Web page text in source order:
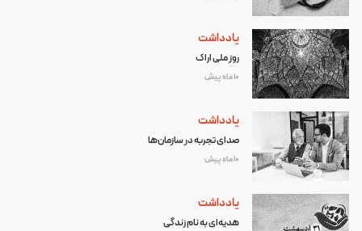
یادداشت
روز ملی اراک
10 ماه پیش
یادداشت
صدای تجربه در سازمان‌ها
10 ماه پیش
یادداشت
هدیه‌ای به نام زندگی